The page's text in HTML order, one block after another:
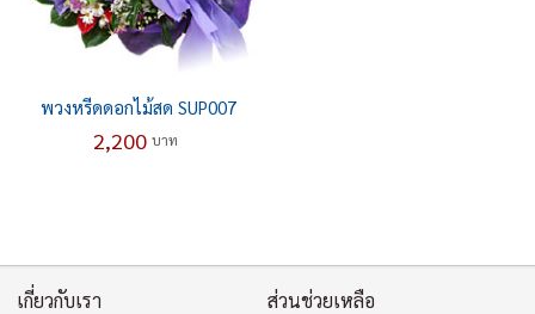
พวงหรีดดอกไม้สด SUP007
2,200 บาท
เกี่ยวกับเรา ส่วนช่วยเหลือ